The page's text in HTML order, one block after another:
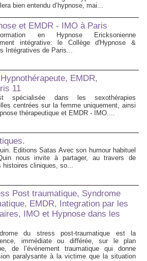
bien entendu d’hypnose, mai...
et EMDR - IMO à Paris
en Hypnose Ericksonienne
intégrative: le Collège d'Hypnose &
Intégratives de Paris...
EMDR,
11
spécialisée dans les sexothérapies
centrées sur la femme uniquement, ainsi
thérapeutique et EMDR - IMO....
Editions Satas Avec son humour habituel
nous invite à partager, au travers de
histoires cliniques, so...
Post traumatique, Syndrome
EMDR, Integration par les
IMO et Hypnose dans les
du stress post-traumatique est la
immédiate ou différée, sur le plan
de l’événement traumatique qui donne
paralysante à la victime que la situation